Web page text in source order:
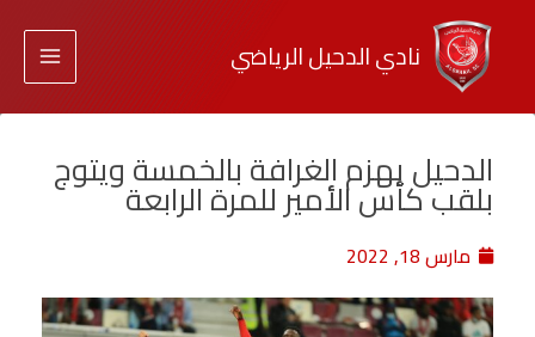
نادي الدحيل الرياضي
الدحيل يهزم الغرافة بالخمسة ويتوج
بلقب كأس الأمير للمرة الرابعة
مارس 18, 2022